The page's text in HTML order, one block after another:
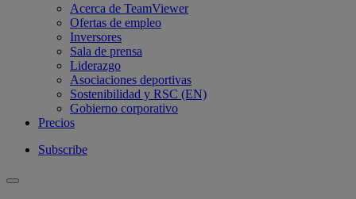
Acerca de TeamViewer
Ofertas de empleo
Inversores
Sala de prensa
Liderazgo
Asociaciones deportivas
Sostenibilidad y RSC (EN)
Gobierno corporativo
Precios
Subscribe